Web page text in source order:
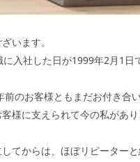
います。
入社した日が1999年2月1日
のお客様ともまだお付き合
様に支えられて今の私があり
てからは、ほぼリピーター